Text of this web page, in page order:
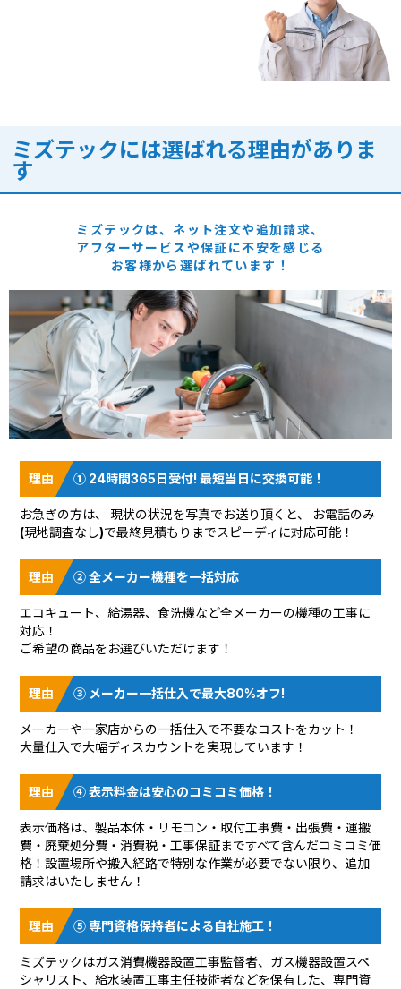
ミズテックには選ばれる理由がありま
す
ミズテックは、ネット注文や追加請求、
アフターサービスや保証に不安を感じる
お客様から選ばれています！
① 24時間365日受付! 最短当日に交換可能！
お急ぎの方は、 現状の状況を写真でお送り頂く と、 お電話のみ
(現地調査なし)で最終見積もりまでスピーディに対応可能！
② 全メーカー機種を一括対応
エコキュート、給湯器、食洗機など全メーカーの機種の工事に
対応！
ご希望の商品をお選びいただけます！
③ メーカー一括仕入で最大80%オフ!
メーカーや一家店からの一括仕入で不要なコストをカット！
大量仕入で大幅ディスカウントを実現しています！
④ 表示料金は安心のコミコミ価格！
表示価格は、製品本体・リモコン・取付工事費・出張費・運搬
費・廃棄処分費・消費税・工事保証まですべて含んだコミコミ価
格！設置場所や搬入経路で特別な作業が必要でない限り、追加
請求はいたしません！
⑤ 専門資格保持者による自社施工！
ミズテックはガス消費機器設置工事監督者、ガス機器設置スペ
シャリスト、給水装置工事主任技術者などを保有した、専門資